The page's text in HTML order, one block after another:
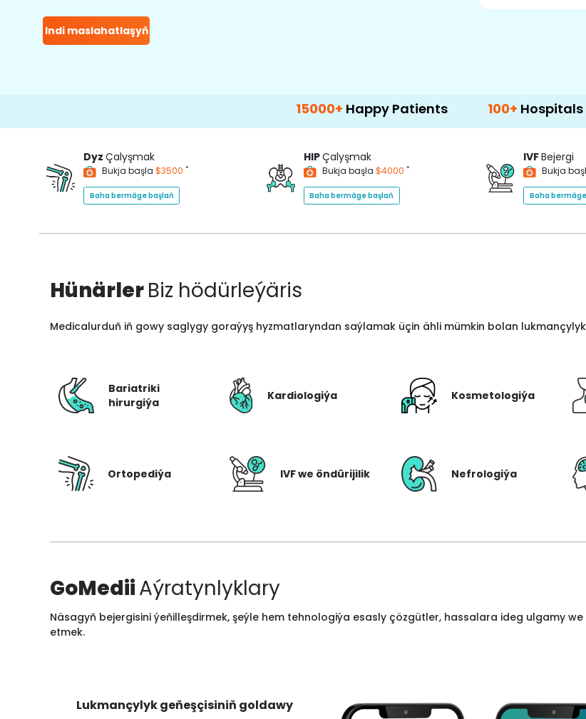
Indi maslahatlaşyň
Happy Patients 100+ Hospitals & Clinics
Dyz Çalyşmak
Bukja başla $3500 *
Baha bermäge başlaň
HIPÇalyşmak
Bukja başla $4000 *
Baha bermäge başlaň
IVFBejergi
Bukja
Baha
HünärlerBiz hödürleýäris
Medicalurduň iň gowy saglygy goraýyş hyzmatlaryndan saýlamak üçin ähli mümkin bolan
Bariatriki
hirurgiýa
Kardiologiýa Kosmetologiýa
Ortopediýa IVF we öndürijilik Nefrologiýa
GoMediiAýratynlyklary
Näsagyň bejergisini ýeňilleşdirmek, şeýle hem tehnologiýa esasly çözgütler, hassalara ideg ulgamy
etmek.
Lukmançylyk geňeşçisiniň goldawy